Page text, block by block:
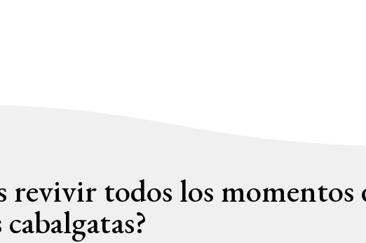
revivir todos los momentos